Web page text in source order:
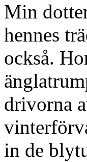
Min
hennes
också.
drivorna
in de